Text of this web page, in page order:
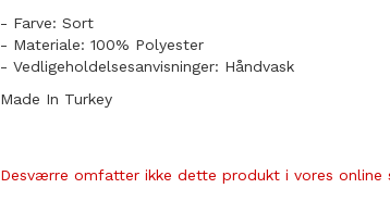
- Farve: Sort
- Materiale: 100% Polyester
- Vedligeholdelsesanvisninger: Håndvask
Made In Turkey
Desværre omfatter ikke dette produkt i vores online